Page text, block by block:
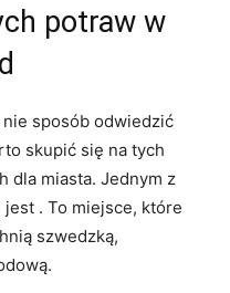
potraw w‌
sposób odwiedzić
⁣skupić ⁣się na tych
dla miasta. Jednym z
. To miejsce, które
⁤szwedzką,